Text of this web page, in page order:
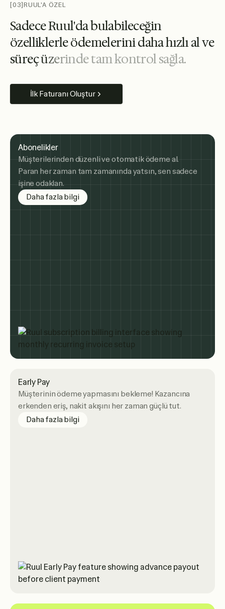
[03]RUUL'A ÖZEL
SadeceRuul'dabulabileceğin
özelliklerleödemelerinidahahızlıalve
süreçüzerindetamkontrolsağla.
İlk Faturanı Oluştur
Abonelikler
Müşterilerinden düzenli ve otomatik ödeme al.
Paran her zaman tam zamanında yatsın, sen sadece
işine odaklan.
Daha fazla bilgiabout subscription billing
Early Pay
Müşterinin ödeme yapmasını bekleme! Kazancına
erkenden eriş, nakit akışını her zaman güçlü tut.
Daha fazla bilgiabout Early Pay